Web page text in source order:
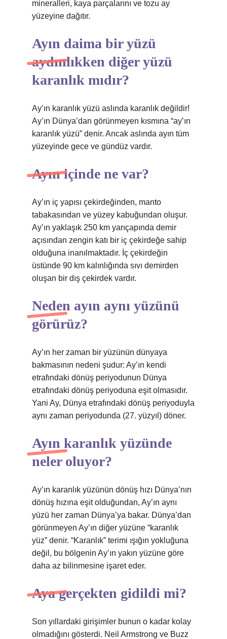
mineralleri, kaya parçalarını ve tozu ay
yüzeyine dağıtır.
Ayın daima bir yüzü
aydınlıkken diğer yüzü
karanlık mıdır?
Ay’ın karanlık yüzü aslında karanlık değildir!
Ay’ın Dünya’dan görünmeyen kısmına “ay’ın
karanlık yüzü” denir. Ancak aslında ayın tüm
yüzeyinde gece ve gündüz vardır.
Ayın içinde ne var?
Ay’ın iç yapısı çekirdeğinden, manto
tabakasından ve yüzey kabuğundan oluşur.
Ay’ın yaklaşık 250 km yarıçapında demir
açısından zengin katı bir iç çekirdeğe sahip
olduğuna inanılmaktadır. İç çekirdeğin
üstünde 90 km kalınlığında sıvı demirden
oluşan bir dış çekirdek vardır.
Neden ayın aynı yüzünü
görürüz?
Ay’ın her zaman bir yüzünün dünyaya
bakmasının nedeni şudur: Ay’ın kendi
etrafındaki dönüş periyodunun Dünya
etrafındaki dönüş periyoduna eşit olmasıdır.
Yani Ay, Dünya etrafındaki dönüş periyoduyla
aynı zaman periyodunda (27. yüzyıl) döner.
Ayın karanlık yüzünde
neler oluyor?
Ay’ın karanlık yüzünün dönüş hızı Dünya’nın
dönüş hızına eşit olduğundan, Ay’ın aynı
yüzü her zaman Dünya’ya bakar. Dünya’dan
görünmeyen Ay’ın diğer yüzüne “karanlık
yüz” denir. “Karanlık” terimi ışığın yokluğuna
değil, bu bölgenin Ay’ın yakın yüzüne göre
daha az bilinmesine işaret eder.
Aya gerçekten gidildi mi?
Son yıllardaki girişimler bunun o kadar kolay
olmadığını gösterdi. Neil Armstrong ve Buzz